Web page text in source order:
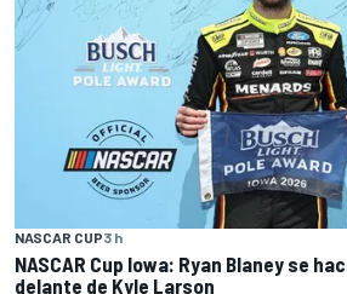
NASCAR CUP3 h
NASCAR Cup Iowa: Ryan Blaney se
delante de Kyle Larson